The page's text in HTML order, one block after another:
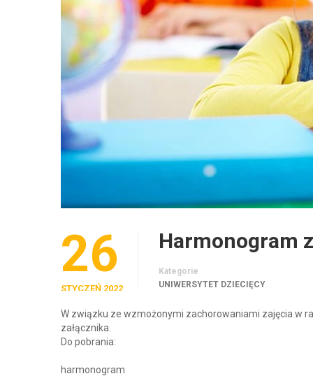
26
STYCZEŃ 2022
Harmonogram
Kategorie
UNIWERSYTET DZIECIĘCY
W związku ze wzmożonymi zachorowaniami zajęcia w
załącznika.
Do pobrania:
harmonogram